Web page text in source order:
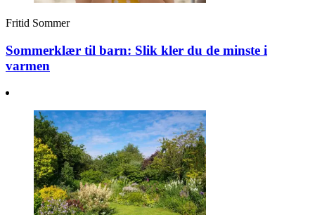
Fritid Sommer
Sommerklær til barn: Slik kler du de minste i
varmen